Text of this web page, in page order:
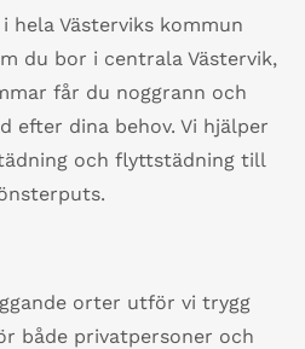
hela Västerviks kommun
du bor i centrala Västervik,
får du noggrann och
efter dina behov. Vi hjälper
och flyttstädning till
orter utför vi trygg
både privatpersoner och